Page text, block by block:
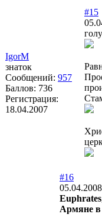
IgorM
знаток
Сообщений: 957
Баллов: 736
Регистрация:
18.04.2007
#15
#16
Euphrates
Армяне